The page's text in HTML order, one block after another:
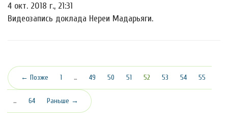
4 окт. 2018 г., 21:31
Видеозапись доклада Нереи Мадарьяги.
← Позже 1 … 49 50 51 52 (текущая)
53 54 55
… 64 Раньше →